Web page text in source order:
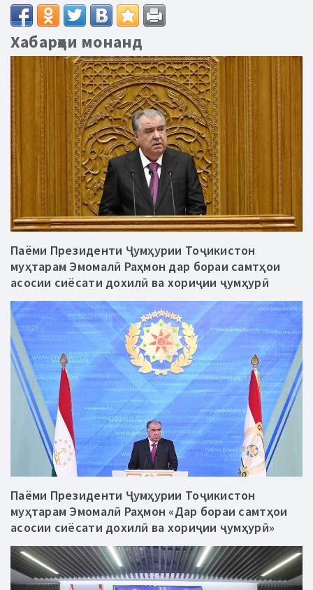
Хабарҳои монанд
Паёми Президенти Ҷумҳурии Тоҷикистон
муҳтарам Эмомалӣ Раҳмон дар бораи самтҳои
асосии сиёсати дохилӣ ва хориҷии ҷумҳурӣ
Паёми Президенти Ҷумҳурии Тоҷикистон
муҳтарам Эмомалӣ Раҳмон «Дар бораи самтҳои
асосии сиёсати дохилӣ ва хориҷии ҷумҳурӣ»